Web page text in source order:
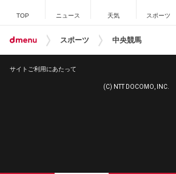
TOP ニュース 天気 スポーツ
スポーツ 中央競馬
サイトご利用にあたって
(C) NTT DOCOMO, INC.